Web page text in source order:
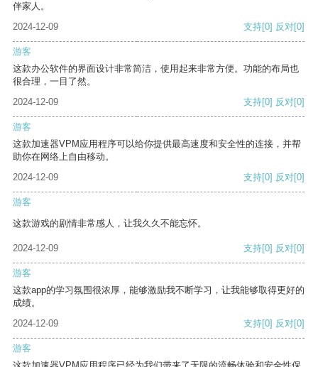
伴家人。
2024-12-09
支持[0] 反对[0]
游客
这款办公软件的界面设计非常简洁，使用起来非常方便。功能的布局也
很合理，一目了然。
2024-12-09
支持[0] 反对[0]
游客
这款加速器VPM应用程序可以给你提供最高速度和安全性的连接，并帮
助你在网络上自由移动。
2024-12-09
支持[0] 反对[0]
游客
这款游戏的剧情非常感人，让我久久不能忘怀。
2024-12-09 支持[0] 反对[0]
游客
这款app的学习氛围很浓厚，能够激励我不断学习，让我能够取得更好的
成绩。
2024-12-09
支持[0] 反对[0]
游客